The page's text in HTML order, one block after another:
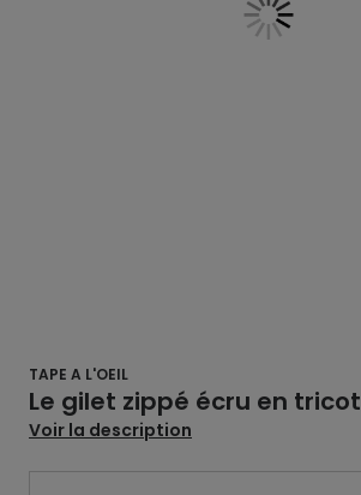
TAPE A L'OEIL
Le gilet zippé écru en tricot
Voir la description